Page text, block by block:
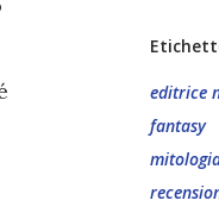
editrice
fantasy